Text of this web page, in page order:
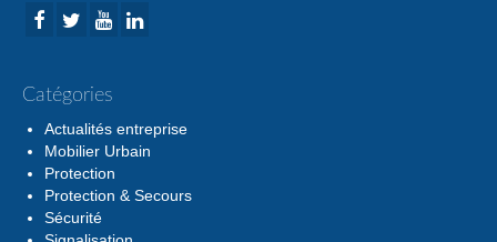
Catégories
Actualités entreprise
Mobilier Urbain
Protection
Protection & Secours
Sécurité